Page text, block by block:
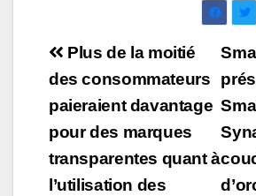
Navigation
de
l’article
Plus de la moitié
des consommateurs
paieraient davantage
pour des marques
transparentes quant à
l’utilisation des